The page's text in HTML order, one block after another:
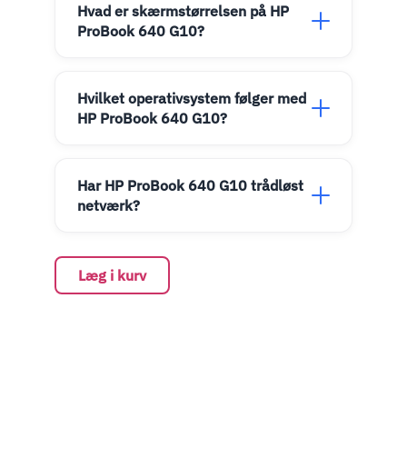
Hvad er skærmstørrelsen på HP
ProBook 640 G10?
Hvilket operativsystem følger med
HP ProBook 640 G10?
Har HP ProBook 640 G10 trådløst
netværk?
Læg i kurv